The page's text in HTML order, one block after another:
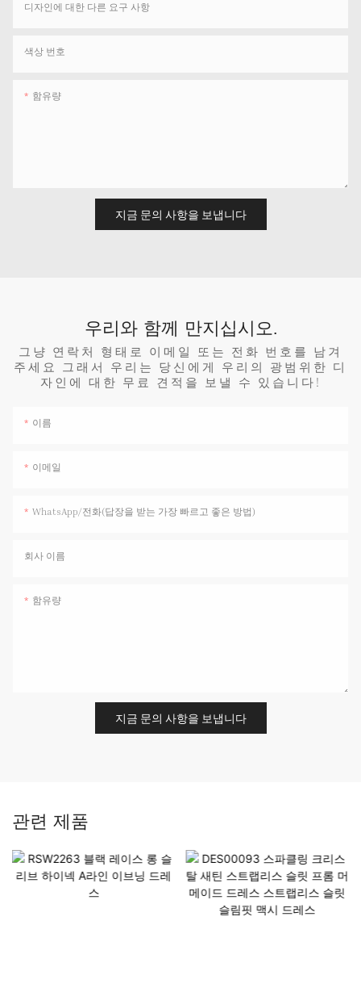
디자인에 대한 다른 요구 사항
색상 번호
함유량
지금 문의 사항을 보냅니다
우리와 함께 만지십시오.
그냥 연락처 형태로 이메일 또는 전화 번호를 남겨
주세요 그래서 우리는 당신에게 우리의 광범위한 디
자인에 대한 무료 견적을 보낼 수 있습니다!
이름
이메일
WhatsApp/전화(답장을 받는 가장 빠르고 좋은 방법)
회사 이름
함유량
지금 문의 사항을 보냅니다
관련 제품